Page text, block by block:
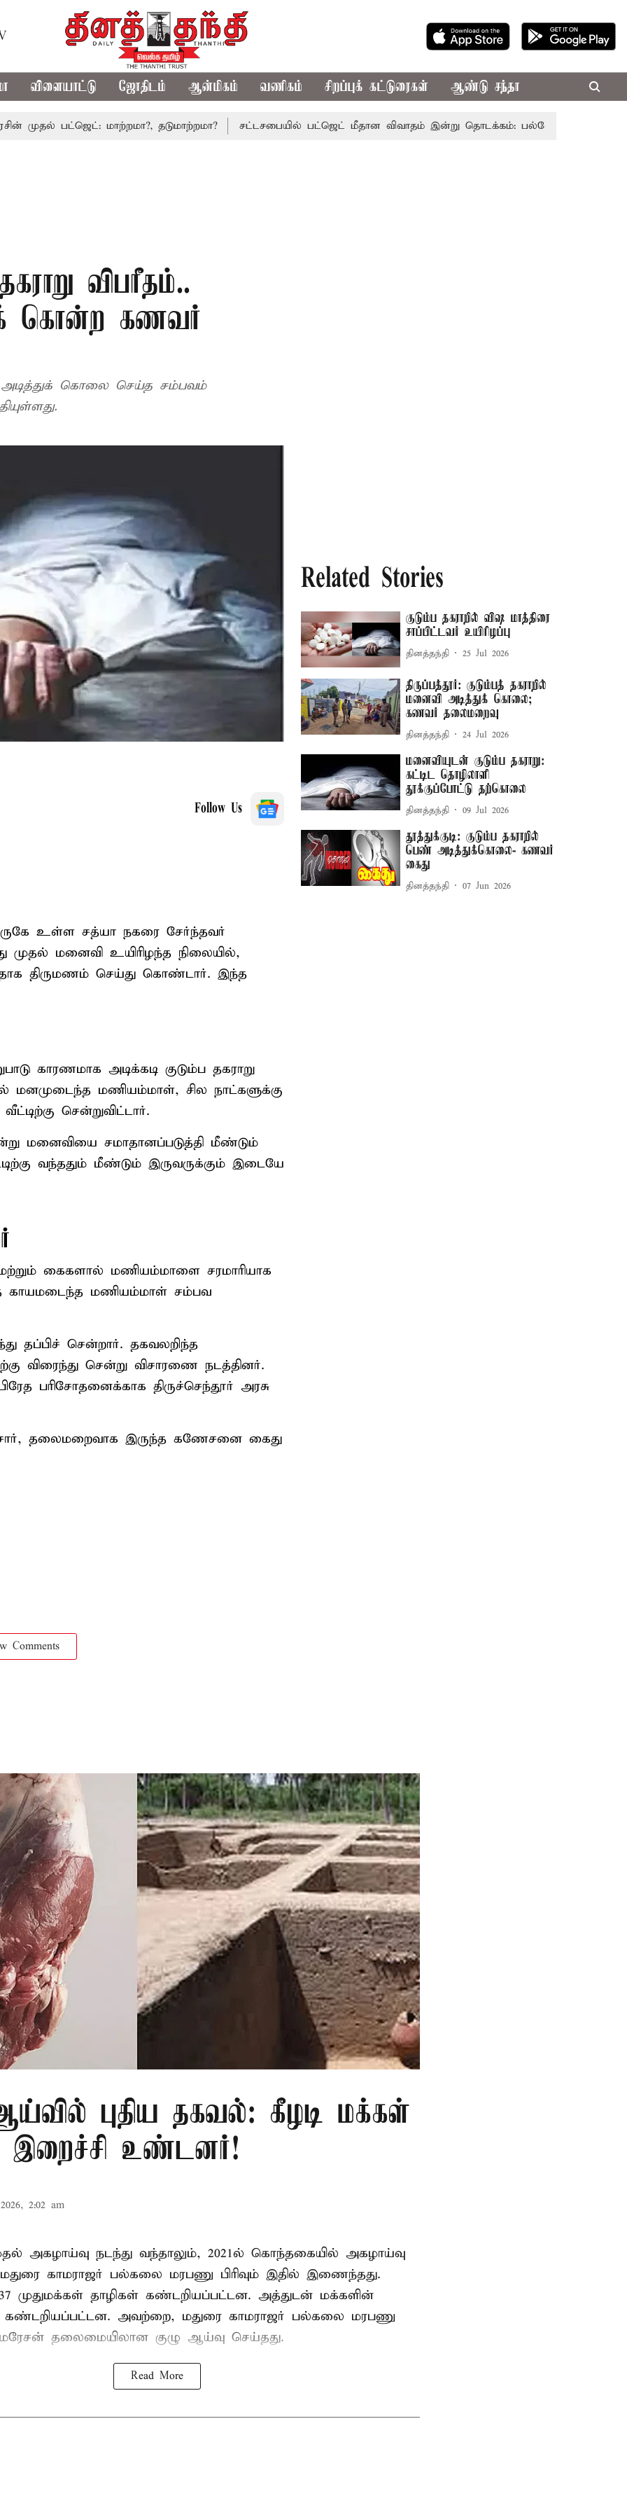
விளையாட்டு ஜோதிடம் ஆன்மிகம் வணிகம் சிறப்புக் கட்டுரைகள் ஆண்டு சந்தா
பட்ஜெட்: மாற்றமா?, தடுமாற்றமா? சட்டசபையில் பட்ஜெட் மீதான விவாதம் இன்று தொடக்கம்: பல்வேறு பிரச்சினைகளை
விபரீதம்..
கொன்ற கணவர்
அடித்துக் கொலை செய்த சம்பவம்
Follow Us
உள்ள சத்யா நகரை சேர்ந்தவர்
முதல் மனைவி உயிரிழந்த நிலையில்,
திருமணம் செய்து கொண்டார். இந்த
காரணமாக அடிக்கடி குடும்ப தகராறு
மனமுடைந்த மணியம்மாள், சில நாட்களுக்கு
சென்றுவிட்டார்.
மனைவியை சமாதானப்படுத்தி மீண்டும்
வந்ததும் மீண்டும் இருவருக்கும் இடையே
கைகளால் மணியம்மாளை சரமாரியாக
காயமடைந்த மணியம்மாள் சம்பவ
தப்பிச் சென்றார். தகவலறிந்த
விரைந்து சென்று விசாரணை நடத்தினர்.
பரிசோதனைக்காக திருச்செந்தூர் அரசு
தலைமறைவாக இருந்த கணேசனை கைது
Comments
Related Stories
குடும்ப தகராறில் விஷ மாத்திரை
சாப்பிட்டவர் உயிரிழப்பு
தினத்தந்தி 25 Jul 2026
திருப்பத்தூர்: குடும்பத் தகராறில்
மனைவி அடித்துக் கொலை;
கணவர் தலைமறைவு
தினத்தந்தி 24 Jul 2026
மனைவியுடன் குடும்ப தகராறு:
கட்டிட தொழிலாளி
தூக்குப்போட்டு தற்கொலை
தினத்தந்தி 09 Jul 2026
தூத்துக்குடி: குடும்ப தகராறில்
பெண் அடித்துக்கொலை- கணவர்
கைது
தினத்தந்தி 07 Jun 2026
புதிய தகவல்: கீழடி மக்கள்
இறைச்சி உண்டனர்!
2:02 am
அகழாய்வு நடந்து வந்தாலும், 2021ல் கொந்தகையில் அகழாய்வு
காமராஜர் பல்கலை மரபணு பிரிவும் இதில் இணைந்தது.
முதுமக்கள் தாழிகள் கண்டறியப்பட்டன. அத்துடன் மக்களின்
கண்டறியப்பட்டன. அவற்றை, மதுரை காமராஜர் பல்கலை மரபணு
தலைமையிலான குழு ஆய்வு செய்தது.
Read More